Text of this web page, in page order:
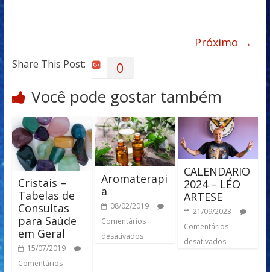
Próximo →
Share This Post: 0
Você pode gostar também
Cristais –
Tabelas de
Consultas
para Saúde
em Geral
15/07/2019
Comentários
Aromaterapi
a
08/02/2019
Comentários
desativados
CALENDARIO
2024 – LÉO
ARTESE
21/09/2023
Comentários
desativados